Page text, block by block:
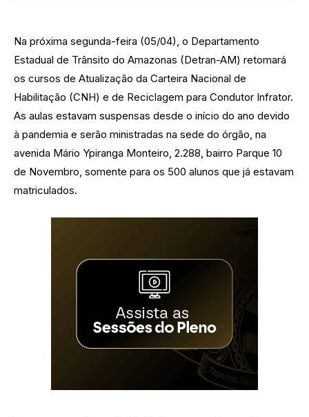
Na próxima segunda-feira (05/04), o Departamento
Estadual de Trânsito do Amazonas (Detran-AM) retomará
os cursos de Atualização da Carteira Nacional de
Habilitação (CNH) e de Reciclagem para Condutor Infrator.
As aulas estavam suspensas desde o início do ano devido
à pandemia e serão ministradas na sede do órgão, na
avenida Mário Ypiranga Monteiro, 2.288, bairro Parque 10
de Novembro, somente para os 500 alunos que já estavam
matriculados.